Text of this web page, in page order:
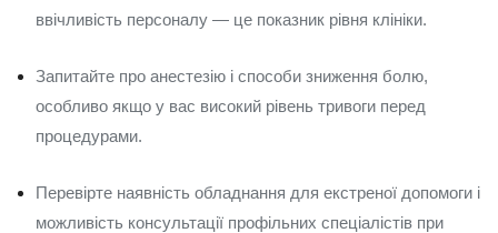
ввічливість персоналу — це показник рівня клініки.
Запитайте про анестезію і способи зниження болю,
особливо якщо у вас високий рівень тривоги перед
процедурами.
Перевірте наявність обладнання для екстреної допомоги і
можливість консультації профільних спеціалістів при